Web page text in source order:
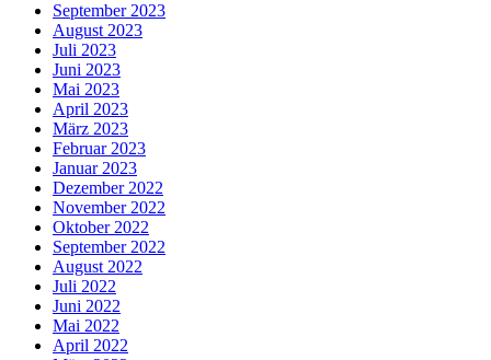
September 2023
August 2023
Juli 2023
Juni 2023
Mai 2023
April 2023
März 2023
Februar 2023
Januar 2023
Dezember 2022
November 2022
Oktober 2022
September 2022
August 2022
Juli 2022
Juni 2022
Mai 2022
April 2022